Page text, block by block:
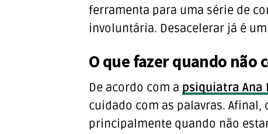
ferramenta para uma série de
involuntária. Desacelerar já é
O que fazer quando não
De acordo com a psiquiatra Ana
cuidado com as palavras.
principalmente quando não